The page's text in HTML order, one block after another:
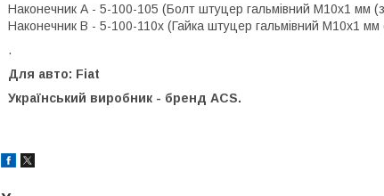
Наконечник А - 5-100-105 (Болт штуцер гальмівний М10х1 мм
Наконечник В - 5-100-110х (Гайка штуцер гальмівний М10х1
.
Для авто: Fiat
Український виробник - бренд ACS.